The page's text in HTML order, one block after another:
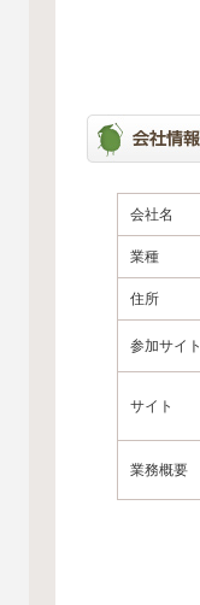
会社名
業種
住所
参加サイト
サイト
業務概要